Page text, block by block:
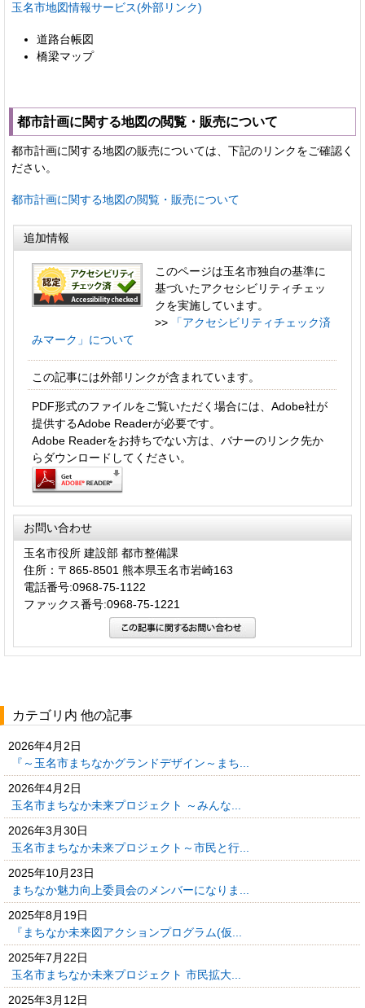
玉名市地図情報サービス(外部リンク)
道路台帳図
橋梁マップ
都市計画に関する地図の閲覧・販売について
都市計画に関する地図の販売については、下記のリンクをご確認く
ださい。
都市計画に関する地図の閲覧・販売について
追加情報
このページは玉名市独自の基準に
基づいたアクセシビリティチェッ
クを実施しています。
>>
「アクセシビリティチェック済
みマーク」について
この記事には外部リンクが含まれています。
PDF形式のファイルをご覧いただく場合には、Adobe社が
提供するAdobe Readerが必要です。
Adobe Readerをお持ちでない方は、バナーのリンク先か
らダウンロードしてください。
お問い合わせ
玉名市役所 建設部 都市整備課
住所：〒865-8501 熊本県玉名市岩崎163
電話番号:0968-75-1122
ファックス番号:0968-75-1221
カテゴリ内 他の記事
2026年4月2日
『～玉名市まちなかグランドデザイン～まち...
2026年4月2日
玉名市まちなか未来プロジェクト ～みんな...
2026年3月30日
玉名市まちなか未来プロジェクト～市民と行...
2025年10月23日
まちなか魅力向上委員会のメンバーになりま...
2025年8月19日
『まちなか未来図アクションプログラム(仮...
2025年7月22日
玉名市まちなか未来プロジェクト 市民拡大...
2025年3月12日